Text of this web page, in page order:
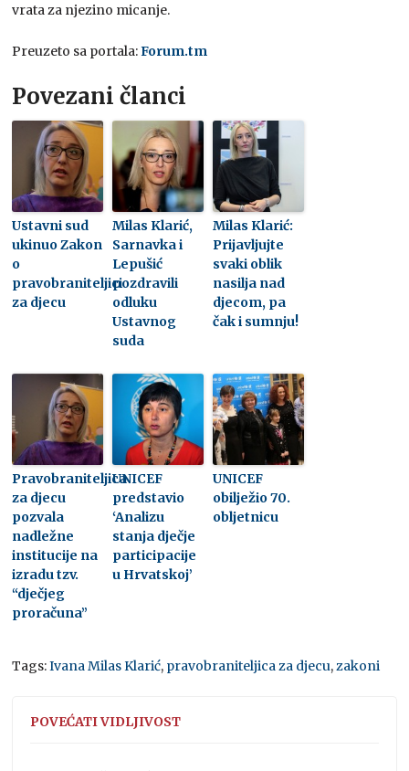
vrata za njezino micanje.
Preuzeto sa portala:Forum.tm
Povezani članci
Ustavni sud
ukinuo Zakon
o
pravobraniteljici
za djecu
Milas Klarić,
Sarnavka i
Lepušić
pozdravili
odluku
Ustavnog
suda
Milas Klarić:
Prijavljujte
svaki oblik
nasilja nad
djecom, pa
čak i sumnju!
Pravobraniteljica
za djecu
pozvala
nadležne
institucije na
izradu tzv.
“dječjeg
proračuna”
UNICEF
predstavio
‘Analizu
stanja dječje
participacije
u Hrvatskoj’
UNICEF
obilježio 70.
obljetnicu
Tags:Ivana Milas Klarić, pravobraniteljica za djecu,zakoni
POVEĆATI VIDLJIVOST